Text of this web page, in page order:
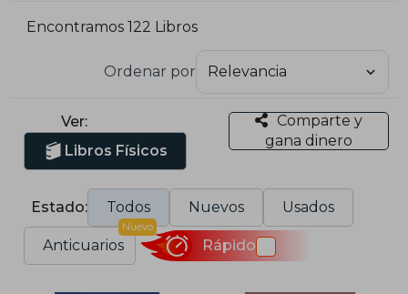
Encontramos 122 Libros
Ordenar por
Ver:
Libros Físicos
Comparte y
gana dinero
Estado: Todos Nuevos Usados
Anticuarios
Nuevo
Rápido